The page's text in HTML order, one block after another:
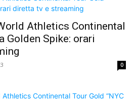
Athletics Continental
Golden Spike: orari
0